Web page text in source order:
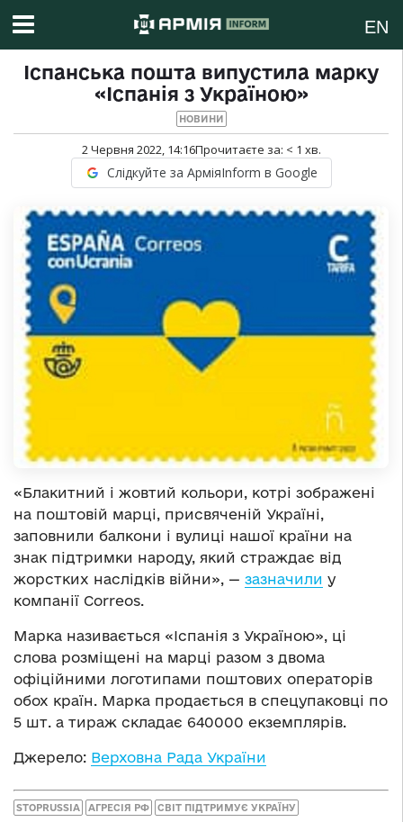
EN
Іспанська пошта випустила марку
«Іспанія з Україною»
НОВИНИ
2 Червня 2022, 14:16Прочитаєте за: < 1 хв.
Слідкуйте за АрміяInform в Google
«Блакитний і жовтий кольори, котрі зображені
на поштовій марці, присвяченій Україні,
заповнили балкони і вулиці нашої країни на
знак підтримки народу, який страждає від
жорстких наслідків війни», — зазначили у
компанії Correos.
Марка називається «Іспанія з Україною», ці
слова розміщені на марці разом з двома
офіційними логотипами поштових операторів
обох країн. Марка продається в спецупаковці по
5 шт. а тираж складає 640000 екземплярів.
Джерело: Верховна Рада України
STOPRUSSIA АГРЕСІЯ РФ СВІТ ПІДТРИМУЄ УКРАЇНУ